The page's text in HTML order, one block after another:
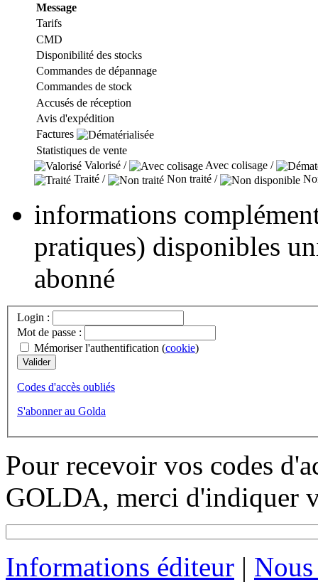
Message
Tarifs
CMD
Disponibilité des stocks
Commandes de dépannage
Commandes de stock
Accusés de réception
Avis d'expédition
Factures
Statistiques de vente
Valorisé /
Avec colisage /
Traité /
Non traité /
informations
pratiques) disponibles
abonné
Login :
Mot de passe :
Mémoriser l'authentification (cookie)
Codes d'accès oubliés
S'abonner au Golda
Pour recevoir vos codes
GOLDA, merci d'indiquer
Informations éditeur |